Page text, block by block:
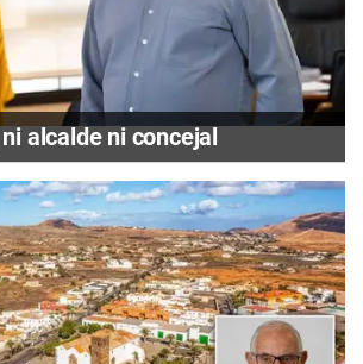
alcalde ni concejal